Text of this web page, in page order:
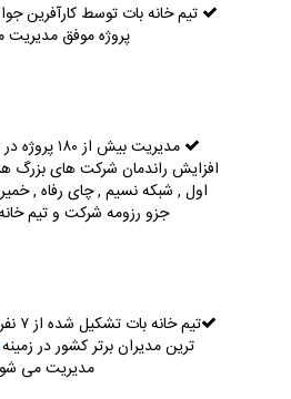
پروژه موفق
مدیریت بیش
افزایش راندمان شرکت های بزرگ
اول , شبکه نسیم , چای رفاه ,
جزو رزومه شرکت و تیم
تیم
ترین مدیران برتر کشور در زمینه
مدیریت می